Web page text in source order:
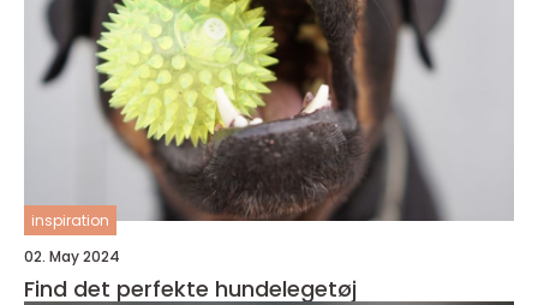
inspiration
02. May 2024
Find det perfekte hundelegetøj